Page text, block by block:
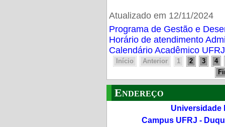
Atualizado em 12/11/2024
Programa de Gestão e
Horário de atendimento
Calendário Acadêmico
Início Anterior 1 2 3
4
Endereço
Universidade
Campus UFRJ -